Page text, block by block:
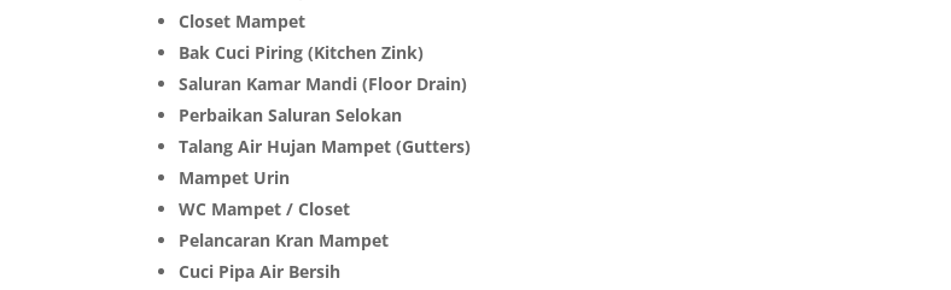
Closet Mampet
Bak Cuci Piring (Kitchen Zink)
Saluran Kamar Mandi (Floor Drain)
Perbaikan Saluran Selokan
Talang Air Hujan Mampet (Gutters)
Mampet Urin
WC Mampet / Closet
Pelancaran Kran Mampet
Cuci Pipa Air Bersih